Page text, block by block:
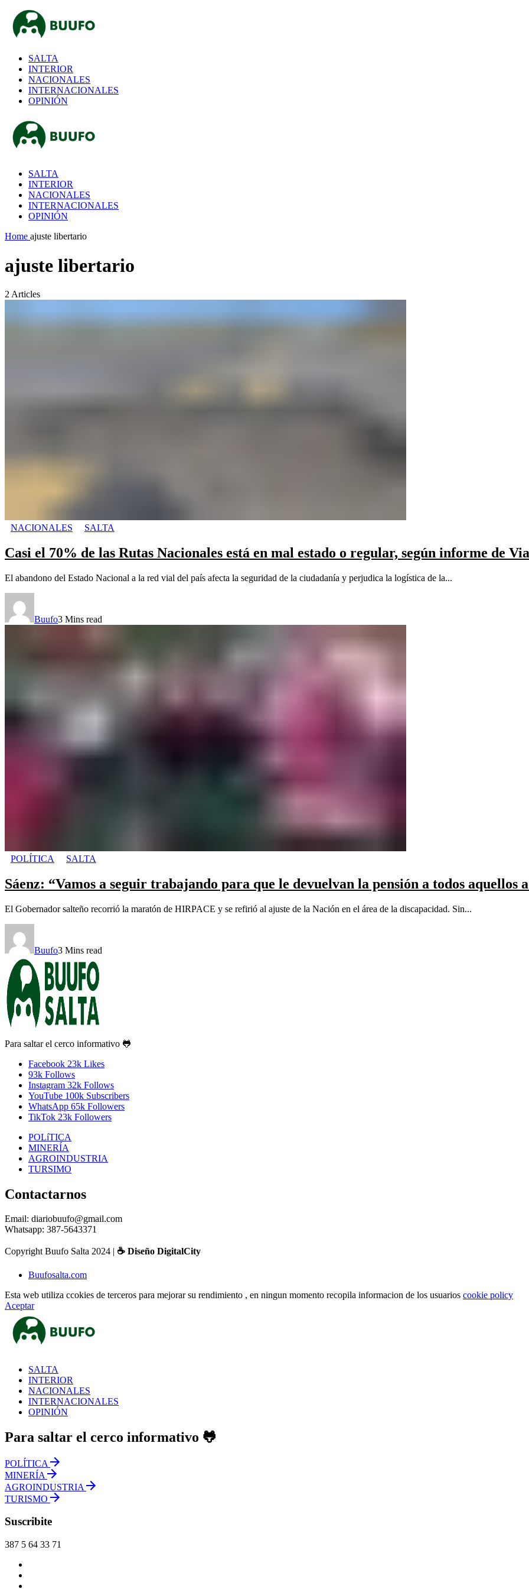
SALTA
INTERIOR
NACIONALES
INTERNACIONALES
OPINIÓN
SALTA
INTERIOR
NACIONALES
INTERNACIONALES
OPINIÓN
Home ajuste libertario
ajuste libertario
2 Articles
NACIONALES SALTA
Casi el 70% de las Rutas Nacionales está en mal estado o regular, según informe de
El abandono del Estado Nacional a la red vial del país afecta la seguridad de la ciudadanía y perjudica la logística de la...
Buufo3 Mins read
POLÍTICA SALTA
Sáenz: “Vamos a seguir trabajando para que le devuelvan la pensión a todos aquellos
El Gobernador salteño recorrió la maratón de HIRPACE y se refirió al ajuste de la Nación en el área de la discapacidad. Sin...
Buufo3 Mins read
Para saltar el cerco informativo 🐸
Facebook 23k Likes
93k Follows
Instagram 32k Follows
YouTube 100k Subscribers
WhatsApp 65k Followers
TikTok 23k Followers
POLíTICA
MINERÍA
AGROINDUSTRIA
TURSIMO
Contactarnos
Email: diariobuufo@gmail.com
Whatsapp: 387-5643371
Copyright Buufo Salta 2024 | ☕ Diseño DigitalCity
Buufosalta.com
Esta web utiliza ccokies de terceros para mejorar su rendimiento , en ningun momento recopila informacion de los usuarios cookie policy
Aceptar
SALTA
INTERIOR
NACIONALES
INTERNACIONALES
OPINIÓN
Para saltar el cerco informativo 🐸
POLÍTICA
MINERÍA
AGROINDUSTRIA
TURISMO
Suscribite
387 5 64 33 71